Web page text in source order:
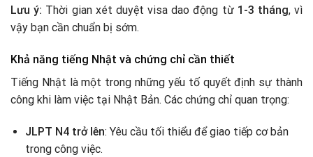
Lưu ý: Thời gian xét duyệt visa dao động từ 1-3 tháng, vì
vậy bạn cần chuẩn bị sớm.
Khả năng tiếng Nhật và chứng chỉ cần thiết
Tiếng Nhật là một trong những yếu tố quyết định sự thành
công khi làm việc tại Nhật Bản. Các chứng chỉ quan trọng:
JLPT N4 trở lên: Yêu cầu tối thiểu để giao tiếp cơ bản
trong công việc.